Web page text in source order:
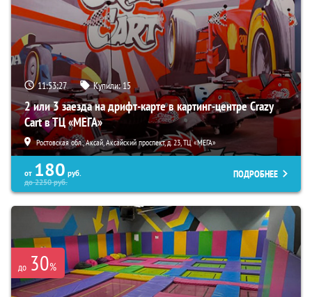
11:53:26 Купили:15
2 или 3 заезда на дрифт-карте в картинг-центре Crazy
Cart в ТЦ «МЕГА»
Ростовская обл., Аксай, Аксайский проспект, д. 23, ТЦ «МЕГА»
от 180 руб.
до2250руб.
ПОДРОБНЕЕ
до 30%